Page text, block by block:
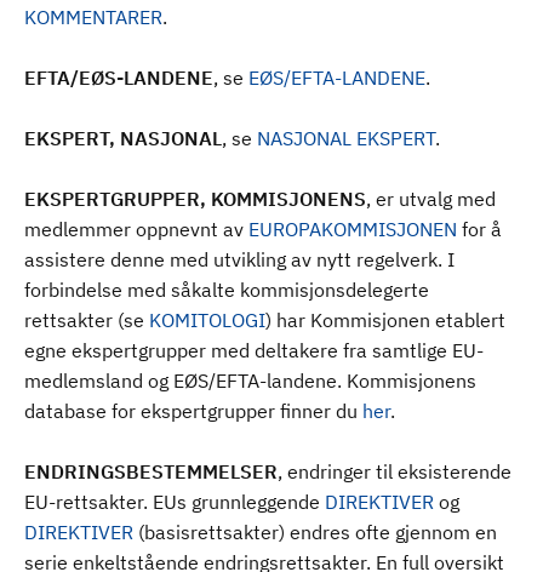
KOMMENTARER.
EFTA/EØS-LANDENE, se EØS/EFTA-LANDENE.
EKSPERT, NASJONAL, se NASJONAL EKSPERT.
EKSPERTGRUPPER, KOMMISJONENS, er utvalg med
medlemmer oppnevnt av EUROPAKOMMISJONEN for å
assistere denne med utvikling av nytt regelverk. I
forbindelse med såkalte kommisjonsdelegerte
rettsakter (se KOMITOLOGI) har Kommisjonen etablert
egne ekspertgrupper med deltakere fra samtlige EU-
medlemsland og EØS/EFTA-landene. Kommisjonens
database for ekspertgrupper finner du her.
ENDRINGSBESTEMMELSER, endringer til eksisterende
EU-rettsakter. EUs grunnleggende DIREKTIVER og
DIREKTIVER (basisrettsakter) endres ofte gjennom en
serie enkeltstående endringsrettsakter. En full oversikt